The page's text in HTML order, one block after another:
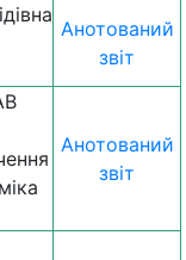
Анотований
звіт
Анотований
звіт